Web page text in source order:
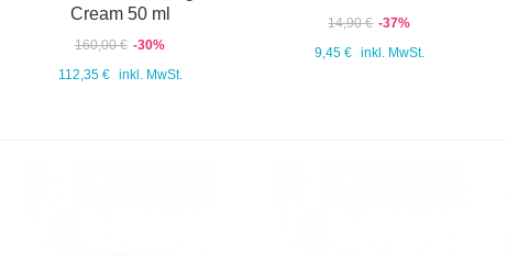
Cream 50 ml
160,00 € -30%
112,35 € inkl. MwSt.
14,90 € -37%
9,45 € inkl. MwSt.